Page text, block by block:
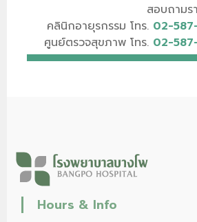
สอบถามร
คลินิกอายุรกรรม โทร. 02-
ศูนย์ตรวจสุขภาพ โทร. 02-
Hours & Info